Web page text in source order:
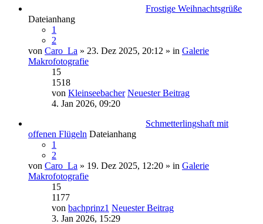
Frostige Weihnachtsgrüße
Dateianhang
1
2
von Caro_La » 23. Dez 2025, 20:12 » in Galerie
Makrofotografie
15
1518
von Kleinseebacher Neuester Beitrag
4. Jan 2026, 09:20
Schmetterlingshaft mit
offenen Flügeln Dateianhang
1
2
von Caro_La » 19. Dez 2025, 12:20 » in Galerie
Makrofotografie
15
1177
von bachprinz1 Neuester Beitrag
3. Jan 2026, 15:29